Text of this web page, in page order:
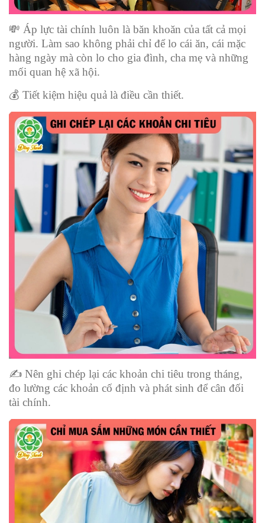
💸 Áp lực tài chính luôn là băn khoăn của tất cả mọi
người. Làm sao không phải chỉ để lo cái ăn, cái mặc
hàng ngày mà còn lo cho gia đình, cha mẹ và những
mối quan hệ xã hội.
💰 Tiết kiệm hiệu quả là điều cần thiết.
✍ ️ Nên ghi chép lại các khoản chi tiêu trong tháng,
đo lường các khoản cố định và phát sinh để cân đối
tài chính.